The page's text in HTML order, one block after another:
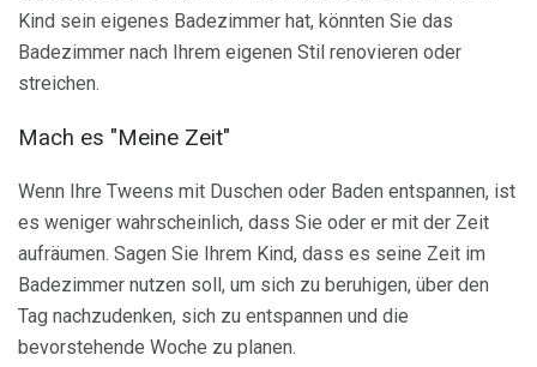
Kind sein eigenes Badezimmer hat, könnten Sie das
Badezimmer nach Ihrem eigenen Stil renovieren oder
streichen.
Mach es "Meine Zeit"
Wenn Ihre Tweens mit Duschen oder Baden entspannen, ist
es weniger wahrscheinlich, dass Sie oder er mit der Zeit
aufräumen. Sagen Sie Ihrem Kind, dass es seine Zeit im
Badezimmer nutzen soll, um sich zu beruhigen, über den
Tag nachzudenken, sich zu entspannen und die
bevorstehende Woche zu planen.